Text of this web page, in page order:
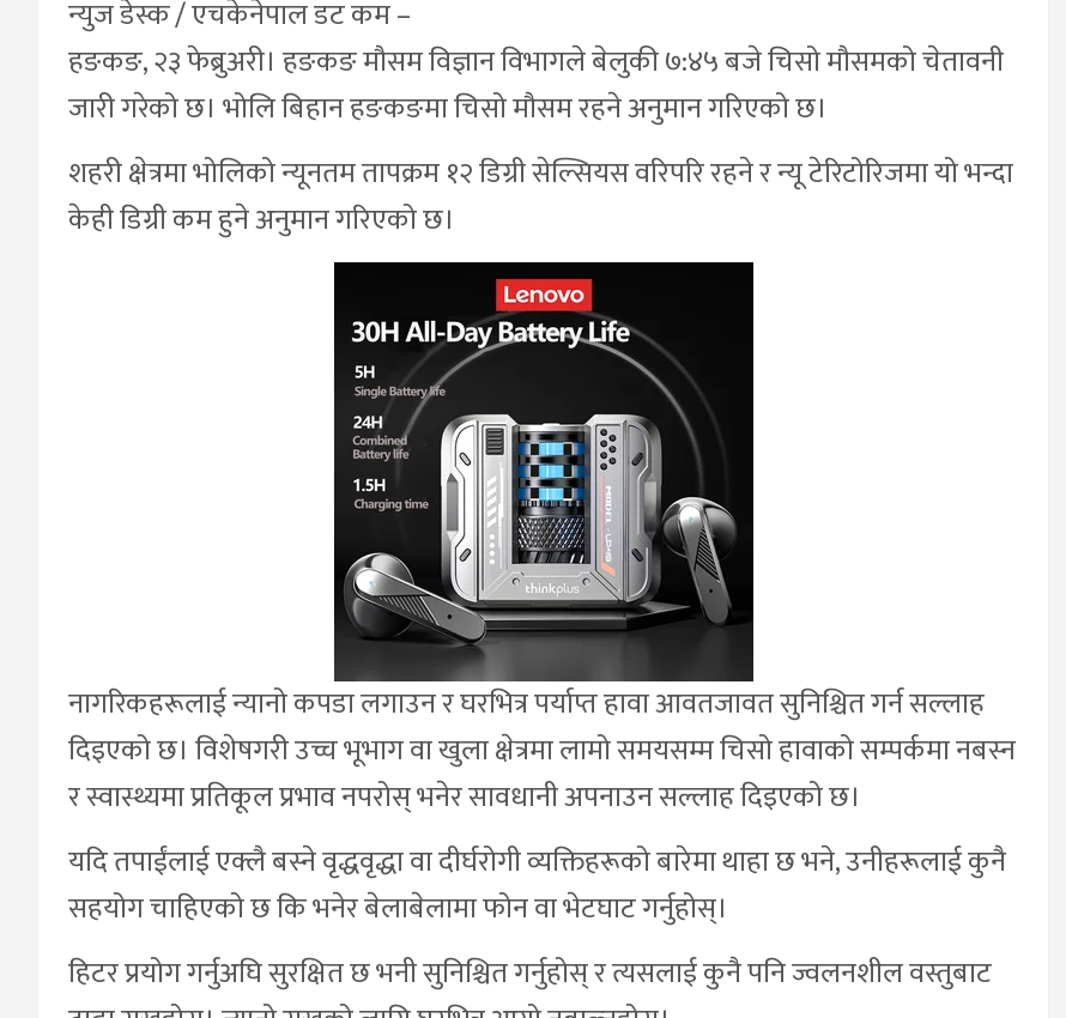
न्युज डेस्क / एचकेनेपाल डट कम –
हङकङ, २३ फेब्रुअरी। हङकङ मौसम विज्ञान विभागले बेलुकी ७:४५ बजे चिसो मौसमको चेतावनी
जारी गरेको छ। भोलि बिहान हङकङमा चिसो मौसम रहने अनुमान गरिएको छ।
शहरी क्षेत्रमा भोलिको न्यूनतम तापक्रम १२ डिग्री सेल्सियस वरिपरि रहने र न्यू टेरिटोरिजमा यो भन्दा
केही डिग्री कम हुने अनुमान गरिएको छ।
नागरिकहरूलाई न्यानो कपडा लगाउन र घरभित्र पर्याप्त हावा आवतजावत सुनिश्चित गर्न सल्लाह
दिइएको छ। विशेषगरी उच्च भूभाग वा खुला क्षेत्रमा लामो समयसम्म चिसो हावाको सम्पर्कमा नबस्न
र स्वास्थ्यमा प्रतिकूल प्रभाव नपरोस् भनेर सावधानी अपनाउन सल्लाह दिइएको छ।
यदि तपाईंलाई एक्लै बस्ने वृद्धवृद्धा वा दीर्घरोगी व्यक्तिहरूको बारेमा थाहा छ भने, उनीहरूलाई कुनै
सहयोग चाहिएको छ कि भनेर बेलाबेलामा फोन वा भेटघाट गर्नुहोस्।
हिटर प्रयोग गर्नुअघि सुरक्षित छ भनी सुनिश्चित गर्नुहोस् र त्यसलाई कुनै पनि ज्वलनशील वस्तुबाट